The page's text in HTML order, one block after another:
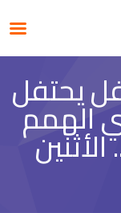
يحتفل
الهمم